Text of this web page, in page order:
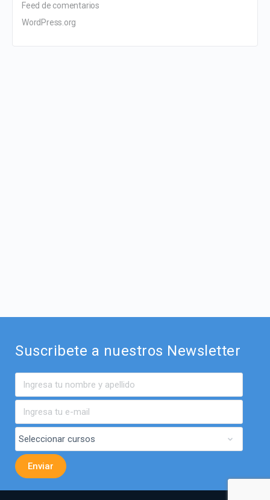
Feed de comentarios
WordPress.org
Suscribete a nuestros Newsletter